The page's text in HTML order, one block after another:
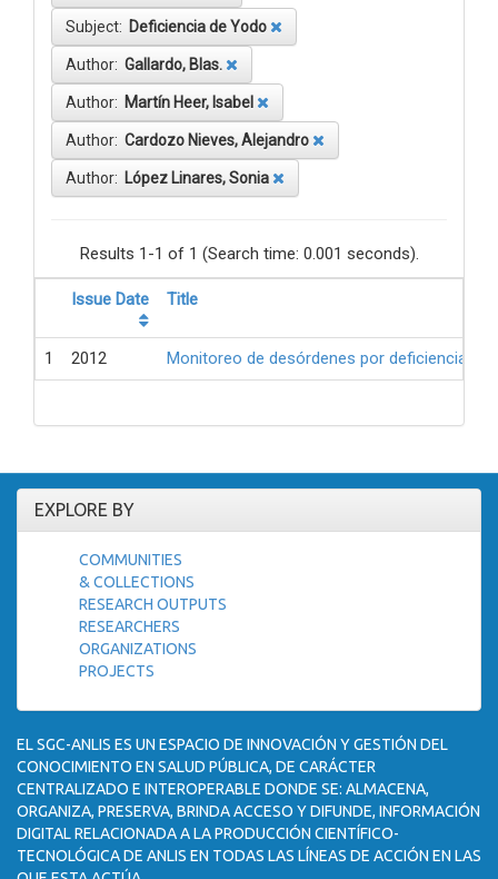
Subject: Deficiencia de Yodo
Author: Gallardo, Blas.
Author: Martín Heer, Isabel
Author: Cardozo Nieves, Alejandro
Author: López Linares, Sonia
Results 1-1 of 1 (Search time: 0.001 seconds).
Issue Date Title
1 2012 Monitoreo de desórdenes por deficiencia
EXPLORE BY
COMMUNITIES
& COLLECTIONS
RESEARCH OUTPUTS
RESEARCHERS
ORGANIZATIONS
PROJECTS
EL SGC-ANLIS ES UN ESPACIO DE INNOVACIÓN Y GESTIÓN DEL
CONOCIMIENTO EN SALUD PÚBLICA, DE CARÁCTER
CENTRALIZADO E INTEROPERABLE DONDE SE: ALMACENA,
ORGANIZA, PRESERVA, BRINDA ACCESO Y DIFUNDE, INFORMACIÓN
DIGITAL RELACIONADA A LA PRODUCCIÓN CIENTÍFICO-
TECNOLÓGICA DE ANLIS EN TODAS LAS LÍNEAS DE ACCIÓN EN LAS